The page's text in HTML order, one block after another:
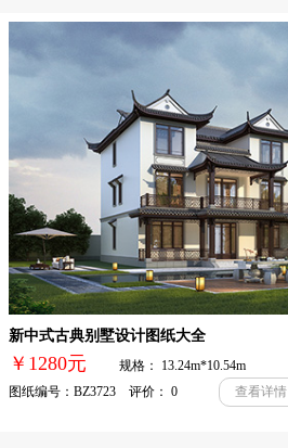
新中式古典别墅设计图纸大全
￥1280元
规格： 13.24m*10.54m
图纸编号：BZ3723 评价： 0
查看详情